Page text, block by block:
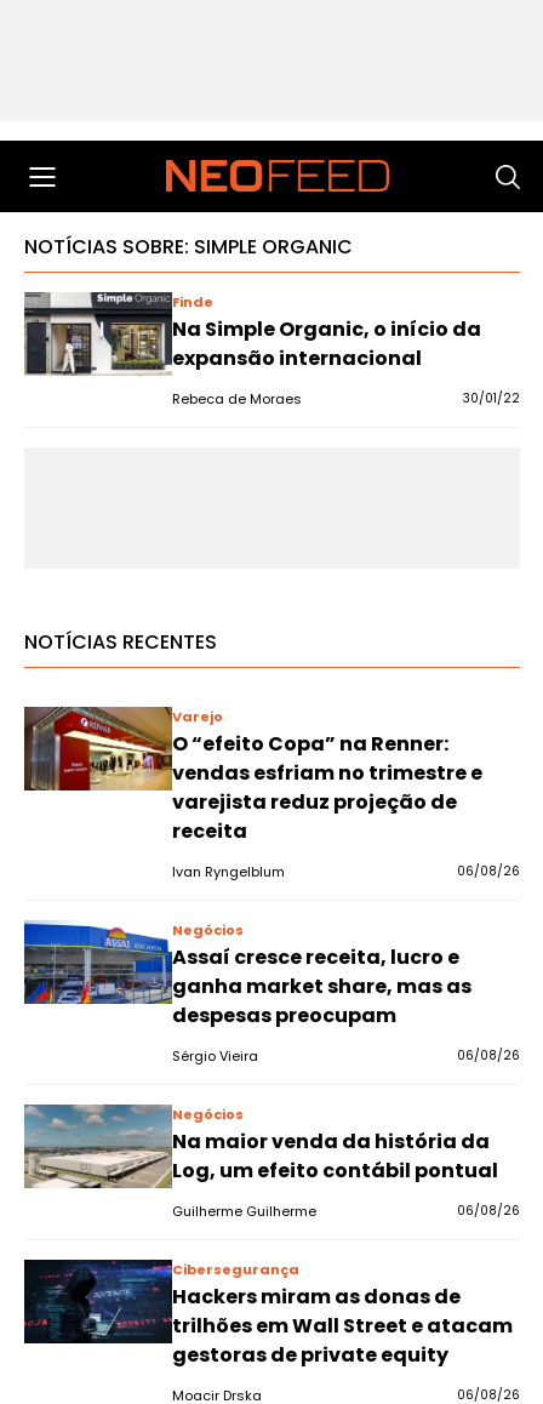
NOTÍCIAS SOBRE: SIMPLE ORGANIC
Finde
Na Simple Organic, o início da
expansão internacional
Rebeca de Moraes 30/01/22
NOTÍCIAS RECENTES
Varejo
O “efeito Copa” na Renner:
vendas esfriam no trimestre e
varejista reduz projeção de
receita
Ivan Ryngelblum 06/08/26
Negócios
Assaí cresce receita, lucro e
ganha market share, mas as
despesas preocupam
Sérgio Vieira 06/08/26
Negócios
Na maior venda da história da
Log, um efeito contábil pontual
Guilherme Guilherme 06/08/26
Cibersegurança
Hackers miram as donas de
trilhões em Wall Street e atacam
gestoras de private equity
Moacir Drska 06/08/26